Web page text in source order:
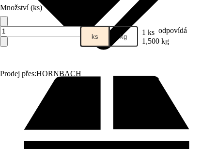
Prodej přes:HORNBACH
Množství (ks)
ks kg 1 ks odpovídá
1,500 kg